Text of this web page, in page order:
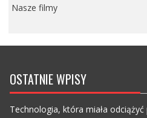
Nasze filmy
OSTATNIE WPISY
Technologia, która miała